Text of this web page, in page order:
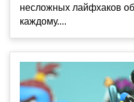
несложных лайфхаков
каждому....